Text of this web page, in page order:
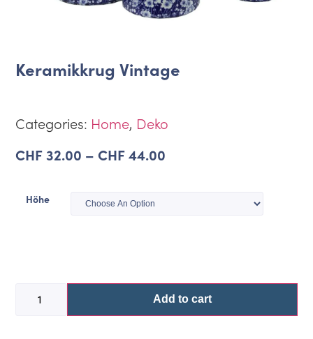
Keramikkrug Vintage
Categories: Home, Deko
CHF32.00 –CHF44.00
Höhe
Add to cart